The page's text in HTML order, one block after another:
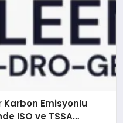
Karbon Emisyonlu
ISO ve TSSA